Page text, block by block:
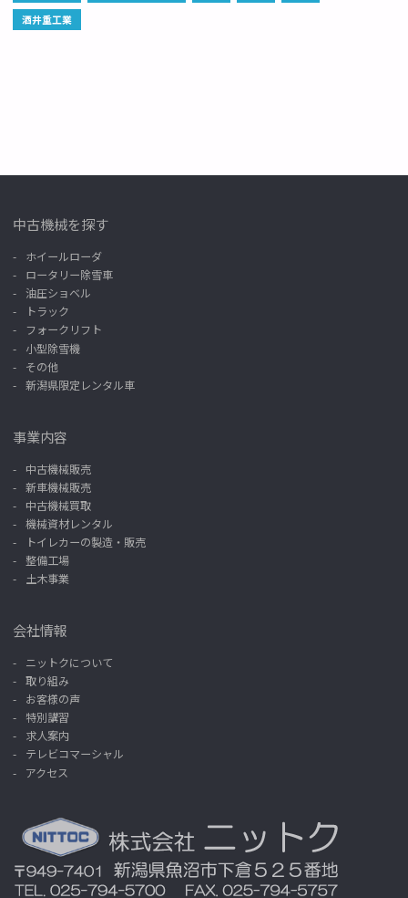
酒井重工業
中古機械を探す
ホイールローダ
ロータリー除雪車
油圧ショベル
トラック
フォークリフト
小型除雪機
その他
新潟県限定レンタル車
事業内容
中古機械販売
新車機械販売
中古機械買取
機械資材レンタル
トイレカーの製造・販売
整備工場
土木事業
会社情報
ニットクについて
取り組み
お客様の声
特別講習
求人案内
テレビコマーシャル
アクセス